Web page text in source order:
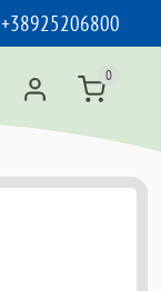
+38925206800
0